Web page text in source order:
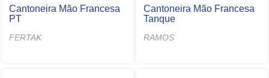
Cantoneira Mão Francesa
PT
FERTAK
Cantoneira Mão Francesa
Tanque
RAMOS